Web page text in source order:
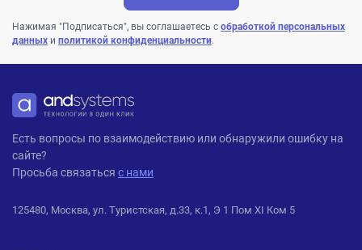
Нажимая "Подписаться", вы соглашаетесь с обработкой персональных
данных и политикой конфиденциальности.
ANDPRO
Есть вопросы по взаимодействию или обнаружили ошибку на
сайте?
Просьба связаться с нами
125480, Москва, ул. Туристская, д.33, к.1, Э 1 Пом XI Ком 5